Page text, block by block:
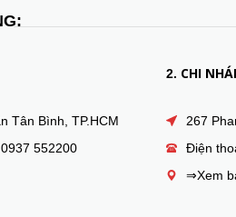
Tân Bình, TP.HCM
552200
2. CHI
267
Điện
⇒Xem